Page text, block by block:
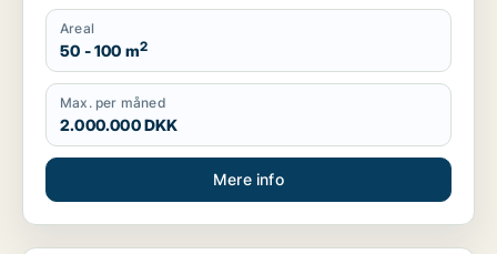
Areal
50 - 100 m2
Max. per måned
2.000.000 DKK
Mere info